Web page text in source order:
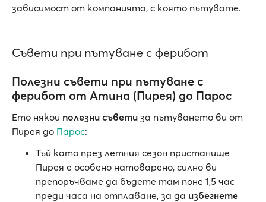
зависимост от компанията, с която пътувате.
Съвети при пътуване с ферибот
Полезни съвети при пътуване с
ферибот от Атина (Пирея) до Парос
Ето някои полезни съвети за пътуването ви от
Пирея до Парос:
Тъй като през летния сезон пристанище
Пирея е особено натоварено, силно ви
препоръчваме да бъдете там поне 1,5 час
преди часа на отплаване, за да избегнете